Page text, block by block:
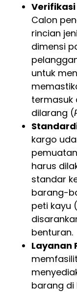
Calon
rincian
dimensi
untuk
termasuk
dilarang (
kargo
harus
standar
barang-
peti kayu (
benturan.
Layanan
barang